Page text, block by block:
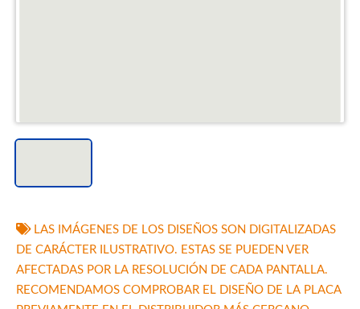
LAS IMÁGENES DE LOS DISEÑOS SON DIGITALIZADAS
DE CARÁCTER ILUSTRATIVO. ESTAS SE PUEDEN VER
AFECTADAS POR LA RESOLUCIÓN DE CADA PANTALLA.
RECOMENDAMOS COMPROBAR EL DISEÑO DE LA PLACA